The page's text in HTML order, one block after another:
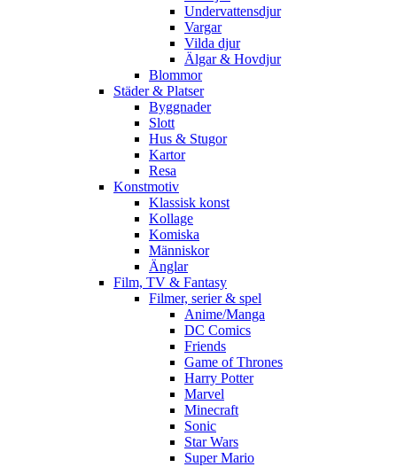
Undervattensdjur
Vargar
Vilda djur
Älgar & Hovdjur
Blommor
Städer & Platser
Byggnader
Slott
Hus & Stugor
Kartor
Resa
Konstmotiv
Klassisk konst
Kollage
Komiska
Människor
Änglar
Film, TV & Fantasy
Filmer, serier & spel
Anime/Manga
DC Comics
Friends
Game of Thrones
Harry Potter
Marvel
Minecraft
Sonic
Star Wars
Super Mario